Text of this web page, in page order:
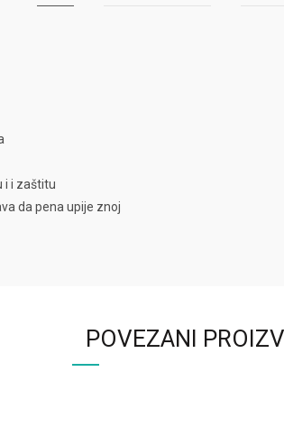
i i zaštitu
da pena upije znoj
POVEZANI